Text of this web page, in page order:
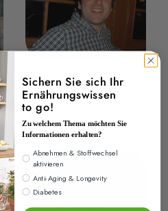
Manuel B.
Erfolgsgeschichte lesen
Sichern Sie sich Ihr
Ernährungswissen
to go!
Zu welchem Thema möchten Sie
Informationen erhalten?
Interesse
Abnehmen & Stoffwechsel
aktivieren
Anti-Aging & Longevity
Diabetes